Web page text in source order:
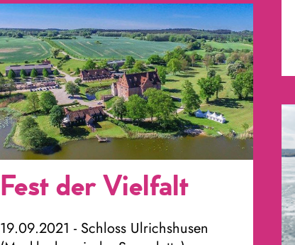
Fest der Vielfalt
19.09.2021 - Schloss Ulrichshusen